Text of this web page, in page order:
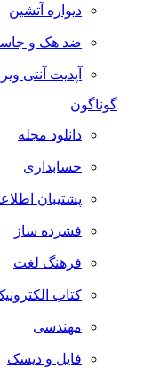
دیواره آتشین
ضد هک و جاسوسی
آپدیت آنتی ویروس
گوناگون
دانلود مجله
حسابداری
پشتیبان اطلاعات
فشرده ساز
فرهنگ لغت
کتاب الکترونیک
مهندسی
فایل و دیسک